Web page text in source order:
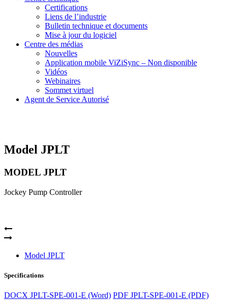
Certifications
Liens de l’industrie
Bulletin technique et documents
Mise à jour du logiciel
Centre des médias
Nouvelles
Application mobile ViZiSync – Non disponible
Vidéos
Webinaires
Sommet virtuel
Agent de Service Autorisé
Model JPLT
MODEL JPLT
Jockey Pump Controller
Model JPLT
Specifications
DOCX JPLT-SPE-001-E (Word) PDF JPLT-SPE-001-E (PDF)